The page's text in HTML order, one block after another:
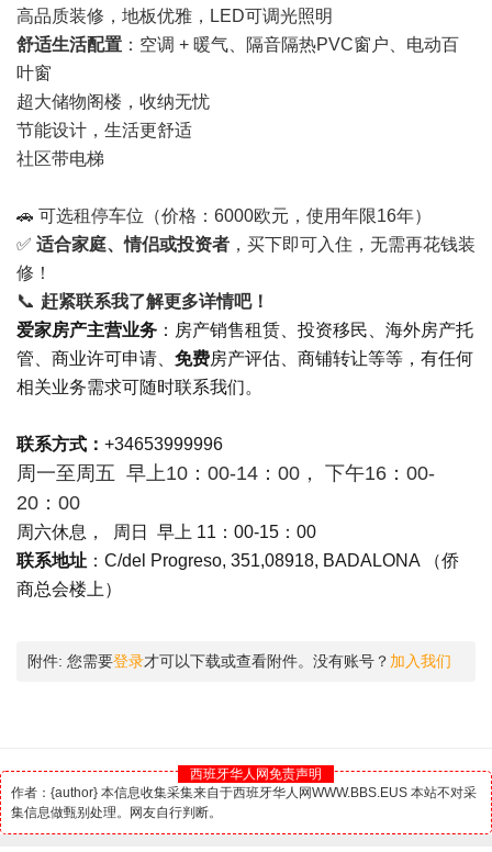
高品质装修，地板优雅，LED可调光照明
舒适生活配置 ：空调 + 暖气、隔音隔热PVC窗户、电动百
叶窗
超大储物阁楼，收纳无忧
节能设计，生活更舒适
社区带电梯
🚗 可选租停车位（价格：6000欧元，使用年限16年）
✅ 适合家庭、情侣或投资者 ，买下即可入住，无需再花钱装
修！
📞 赶紧联系我了解更多详情吧！
爱家房产主营业务 ：房产销售租赁、投资移民、海外房产托
管、商业许可申请、 免费房产评估、商铺转让等等，有任何
相关业务需求可随时联系我们。
联系方式： +34653999996
周一至周五 早上10：00-14：00， 下午16：00-
20：00
周六休息， 周日 早上 11：00-15：00
联系地址 ：C/del Progreso, 351,08918, BADALONA （侨
商总会楼上）
附件: 您需要登录才可以下载或查看附件。没有账号？ 加入我们
西班牙华人网免责声明
作者：{author} 本信息收集采集来自于西班牙华人网WWW.BBS.EUS 本站不对采
集信息做甄别处理。网友自行判断。